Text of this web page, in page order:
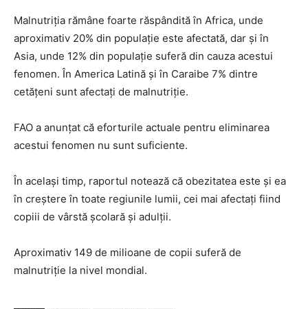
Malnutriția rămâne foarte răspândită în Africa, unde
aproximativ 20% din populație este afectată, dar și în
Asia, unde 12% din populație suferă din cauza acestui
fenomen. În America Latină și în Caraibe 7% dintre
cetățeni sunt afectați de malnutriție.
FAO a anunțat că eforturile actuale pentru eliminarea
acestui fenomen nu sunt suficiente.
În același timp, raportul notează că obezitatea este și ea
în creștere în toate regiunile lumii, cei mai afectați fiind
copiii de vârstă școlară și adulții.
Aproximativ 149 de milioane de copii suferă de
malnutriție la nivel mondial.